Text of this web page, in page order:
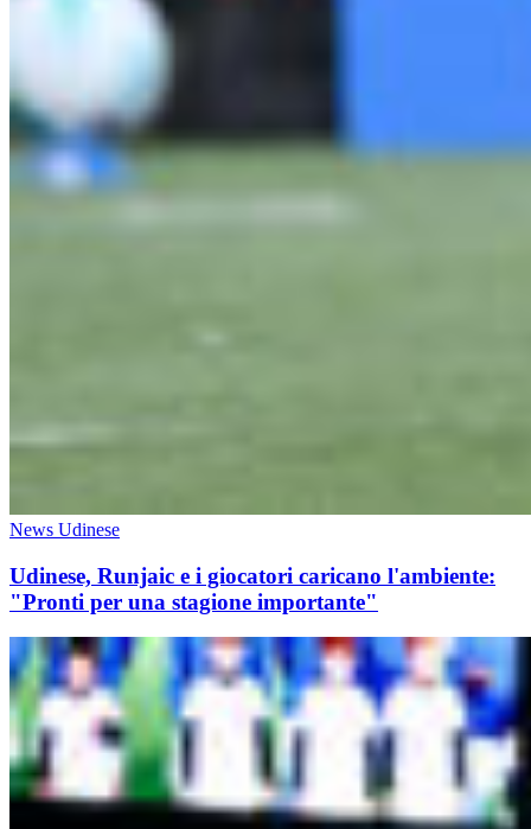
News Udinese
Udinese, Runjaic e i giocatori caricano l'ambiente:
"Pronti per una stagione importante"